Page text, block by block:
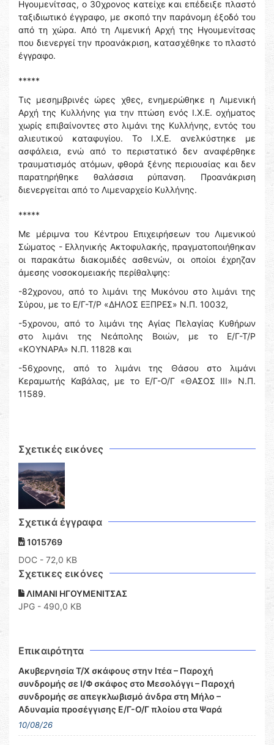
Ηγουμενίτσας, ο 30χρονος κατείχε και επέδειξε πλαστό
ταξιδιωτικό έγγραφο, με σκοπό την παράνομη έξοδό του
από τη χώρα. Από τη Λιμενική Αρχή της Ηγουμενίτσας
που διενεργεί την προανάκριση, κατασχέθηκε το πλαστό
έγγραφο.
*****
Τις μεσημβρινές ώρες χθες, ενημερώθηκε η Λιμενική
Αρχή της Κυλλήνης για την πτώση ενός Ι.Χ.Ε. οχήματος
χωρίς επιβαίνοντες στο λιμάνι της Κυλλήνης, εντός του
αλιευτικού καταφυγίου. Το Ι.Χ.Ε. ανελκύστηκε με
ασφάλεια, ενώ από το περιστατικό δεν αναφέρθηκε
τραυματισμός ατόμων, φθορά ξένης περιουσίας και δεν
παρατηρήθηκε θαλάσσια ρύπανση. Προανάκριση
διενεργείται από το Λιμεναρχείο Κυλλήνης.
*****
Με μέριμνα του Κέντρου Επιχειρήσεων του Λιμενικού
Σώματος - Ελληνικής Ακτοφυλακής, πραγματοποιήθηκαν
οι παρακάτω διακομιδές ασθενών, οι οποίοι έχρηζαν
άμεσης νοσοκομειακής περίθαλψης:
-82χρονου, από το λιμάνι της Μυκόνου στο λιμάνι της
Σύρου, με το Ε/Γ-Τ/Ρ «ΔΗΛΟΣ ΕΞΠΡΕΣ» Ν.Π. 10032,
-5χρονου, από το λιμάνι της Αγίας Πελαγίας Κυθήρων
στο λιμάνι της Νεάπολης Βοιών, με το Ε/Γ-Τ/Ρ
«ΚΟΥΝΑΡΑ» Ν.Π. 11828 και
-56χρονης, από το λιμάνι της Θάσου στο λιμάνι
Κεραμωτής Καβάλας, με το Ε/Γ-Ο/Γ «ΘΑΣΟΣ ΙΙΙ» Ν.Π.
11589.
Σχετικές εικόνες
Σχετικά έγγραφα
1015769
DOC - 72,0 KB
Σχετικες εικόνες
ΛΙΜΑΝΙ ΗΓΟΥΜΕΝΙΤΣΑΣ
JPG - 490,0 KB
Επικαιρότητα
Ακυβερνησία Τ/Χ σκάφους στην Ιτέα – Παροχή
συνδρομής σε Ι/Φ σκάφος στο Μεσολόγγι – Παροχή
συνδρομής σε απεγκλωβισμό άνδρα στη Μήλο –
Αδυναμία προσέγγισης Ε/Γ-Ο/Γ πλοίου στα Ψαρά
10/08/26